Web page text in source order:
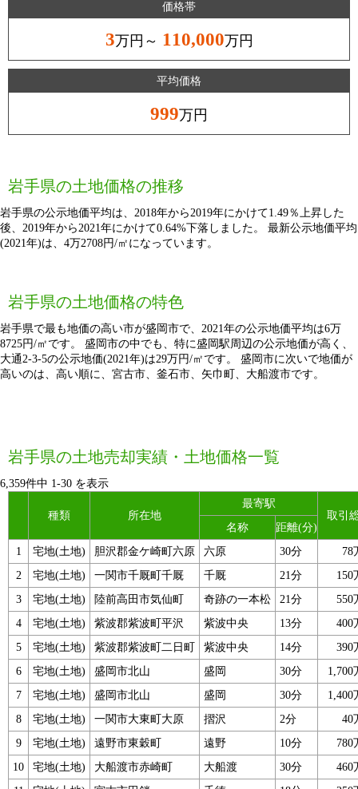
価格帯
3万円～ 110,000万円
平均価格
999万円
岩手県の土地価格の推移
岩手県の公示地価平均は、2018年から2019年にかけて1.49％上昇した
後、2019年から2021年にかけて0.64%下落しました。 最新公示地価平均
(2021年)は、4万2708円/㎡になっています。
岩手県の土地価格の特色
岩手県で最も地価の高い市が盛岡市で、2021年の公示地価平均は6万
8725円/㎡です。 盛岡市の中でも、特に盛岡駅周辺の公示地価が高く、
大通2-3-5の公示地価(2021年)は29万円/㎡です。 盛岡市に次いで地価が
高いのは、高い順に、宮古市、釜石市、矢巾町、大船渡市です。
岩手県の土地売却実績・土地価格一覧
6,359件中 1-30 を表示
種類 所在地
最寄駅
取引
名称
距離(分)
1
宅地(土地) 胆沢郡金ケ崎町六原 六原 30分
78
2
宅地(土地) 一関市千厩町千厩 千厩 21分
150
3
宅地(土地) 陸前高田市気仙町 奇跡の一本松 21分
550
4
宅地(土地) 紫波郡紫波町平沢 紫波中央 13分
400
5
宅地(土地) 紫波郡紫波町二日町 紫波中央 14分
390
6
宅地(土地) 盛岡市北山 盛岡 30分
1,700
7
宅地(土地) 盛岡市北山 盛岡 30分
1,400
8
宅地(土地) 一関市大東町大原 摺沢 2分
40
9
宅地(土地) 遠野市東穀町 遠野 10分
780
10
宅地(土地) 大船渡市赤崎町 大船渡 30分
460